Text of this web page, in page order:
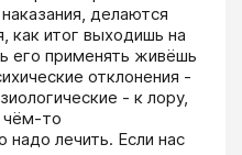
делаются
как итог выходишь на
его применять живёшь
отклонения -
- к лору,
чём-то
надо лечить. Если нас